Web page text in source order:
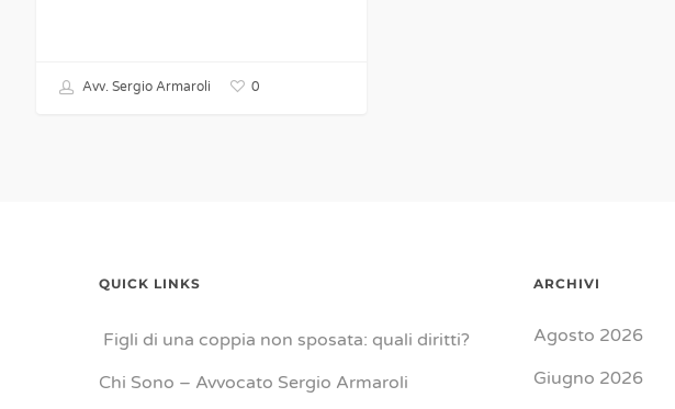
Avv. Sergio Armaroli 0
QUICK LINKS
Figli di una coppia non sposata: quali diritti?
Chi Sono – Avvocato Sergio Armaroli
ARCHIVI
Agosto 2026
Giugno 2026